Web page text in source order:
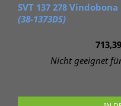
SVT 137 278
(38-1373DS)
Nicht geeignet